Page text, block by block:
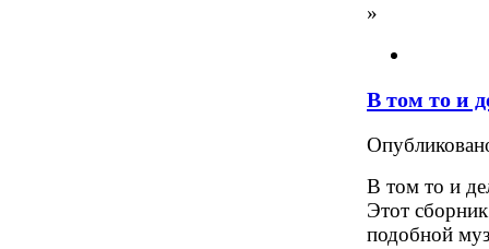
»
В том то и
В том то и
Этот
подобной